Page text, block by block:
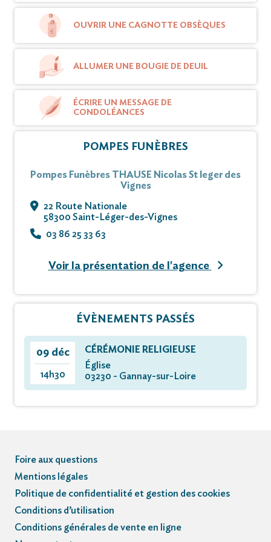
Vous pouvez déposer vos messages de
condoléances et témoignages sur ce site.
OUVRIR UNE CAGNOTTE OBSÈQUES
ALLUMER UNE BOUGIE DE DEUIL
ÉCRIRE UN MESSAGE DE
CONDOLÉANCES
POMPES FUNÈBRES
Pompes Funèbres THAUSE Nicolas St leger des
Vignes
22 Route Nationale
58300 Saint-Léger-des-Vignes
03 86 25 33 63
Voir la présentation de l'agence
ÉVÈNEMENTS PASSÉS
09 déc
14h30
CÉRÉMONIE RELIGIEUSE
Église
03230 - Gannay-sur-Loire
Foire aux questions
Mentions légales
Politique de confidentialité et gestion des cookies
Conditions d’utilisation
Conditions générales de vente en ligne